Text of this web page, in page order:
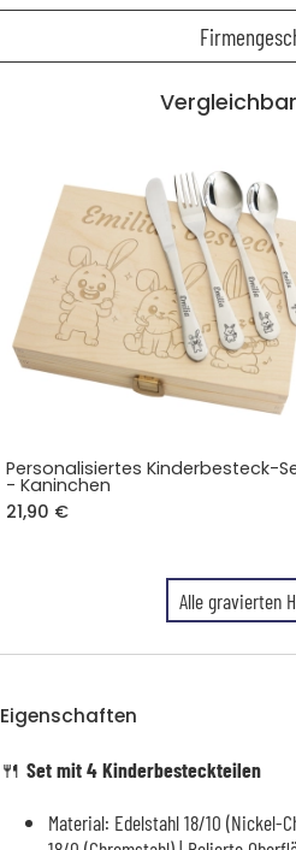
Personalisiertes Kinderbesteck-
- Kaninchen
21,90 €
Alle gravierten
Eigenschaften
🍴 Set mit 4 Kinderbesteckteilen
Material: Edelstahl 18/10 (Nickel-